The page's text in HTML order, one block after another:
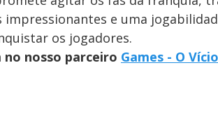
e uma
os jogadores.
nosso parceiro Games - O Vício